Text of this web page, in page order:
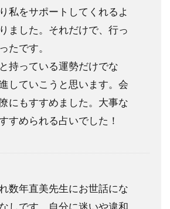
私をサポートしてくれるよ
ました。それだけで、行っ
たです。
持っている運勢だけでな
していこうと思います。会
にもすすめました。大事な
すめられる占いでした！
数年直美先生にお世話にな
しです。自分に迷いや違和